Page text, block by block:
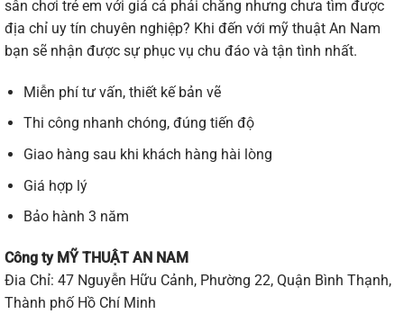
sân chơi trẻ em với giá cả phải chăng nhưng chưa tìm được
địa chỉ uy tín chuyên nghiệp? Khi đến với mỹ thuật An Nam
bạn sẽ nhận được sự phục vụ chu đáo và tận tình nhất.
Miễn phí tư vấn, thiết kế bản vẽ
Thi công nhanh chóng, đúng tiến độ
Giao hàng sau khi khách hàng hài lòng
Giá hợp lý
Bảo hành 3 năm
Công ty MỸ THUẬT AN NAM
Đia Chỉ: 47 Nguyễn Hữu Cảnh, Phường 22, Quận Bình Thạnh,
Thành phố Hồ Chí Minh